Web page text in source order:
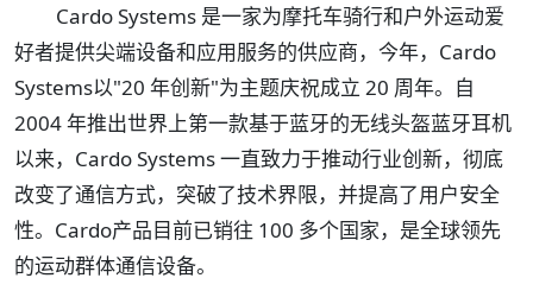
Cardo Systems 是一家为摩托车骑行和户外运动爱
好者提供尖端设备和应用服务的供应商，今年，Cardo
Systems以"20 年创新"为主题庆祝成立 20 周年。自
2004 年推出世界上第一款基于蓝牙的无线头盔蓝牙耳机
以来，Cardo Systems 一直致力于推动行业创新，彻底
改变了通信方式，突破了技术界限，并提高了用户安全
性。Cardo产品目前已销往 100 多个国家，是全球领先
的运动群体通信设备。